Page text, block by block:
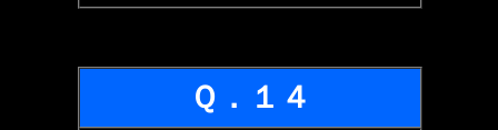
Ｑ．１４